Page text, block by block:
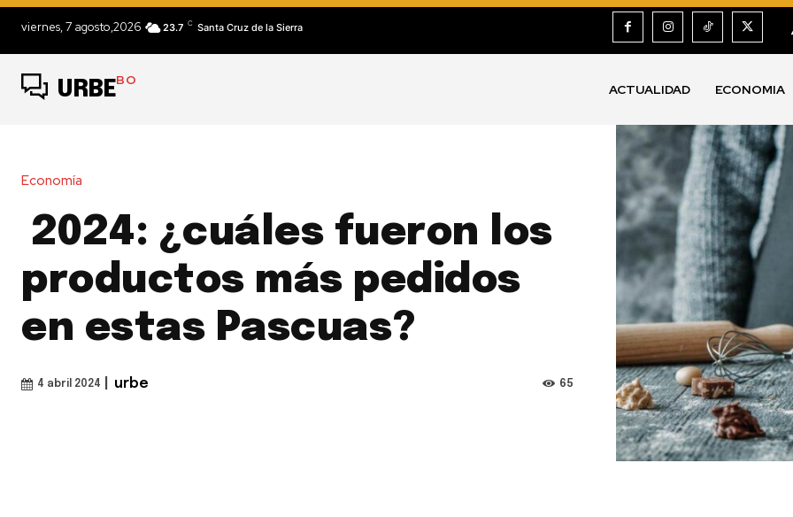
viernes, 7 agosto,2026 23.7 C Santa Cruz de la Sierra
URBEBO
ACTUALIDAD ECONOMIA
Economía
2024: ¿cuáles fueron los
productos más pedidos
en estas Pascuas?
4 abril 2024 urbe 65